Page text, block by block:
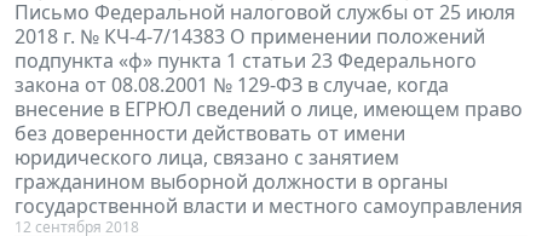
Письмо Федеральной налоговой службы от 25 июля
2018 г. № КЧ-4-7/14383 О применении положений
подпункта «ф» пункта 1 статьи 23 Федерального
закона от 08.08.2001 № 129-ФЗ в случае, когда
внесение в ЕГРЮЛ сведений о лице, имеющем право
без доверенности действовать от имени
юридического лица, связано с занятием
гражданином выборной должности в органы
государственной власти и местного самоуправления
12 сентября 2018